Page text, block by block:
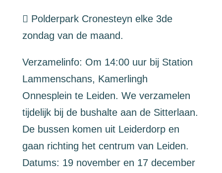
 Polderpark Cronesteyn elke 3de
zondag van de maand.
Verzamelinfo: Om 14:00 uur bij Station
Lammenschans, Kamerlingh
Onnesplein te Leiden. We verzamelen
tijdelijk bij de bushalte aan de Sitterlaan.
De bussen komen uit Leiderdorp en
gaan richting het centrum van Leiden.
Datums: 19 november en 17 december